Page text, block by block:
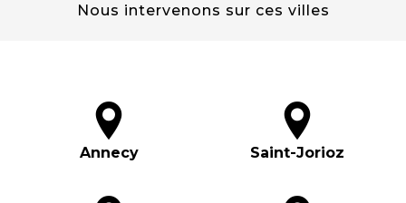
Nous intervenons sur ces villes
Annecy Saint-Jorioz